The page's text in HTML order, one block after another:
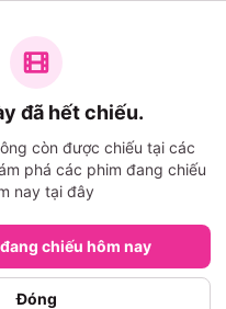
Art of Sarah (2026):
đã hết chiếu.
còn được chiếu tại các
phá các phim đang chiếu
nay tại đây
chiếu hôm nay
Đóng